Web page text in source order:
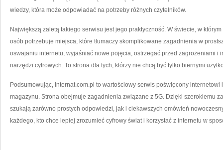
wiedzy, która może odpowiadać na potrzeby różnych czytelników.
Największą zaletą takiego serwisu jest jego praktyczność. W świecie, w
osób potrzebuje miejsca, które tłumaczy skomplikowane zagadnienia w
oswajaniu internetu, wyjaśniać nowe pojęcia, ostrzegać przed zagrożeniami i
narzędzi cyfrowych. To strona dla tych, którzy nie chcą być tylko biernymi
Podsumowując, Internat.com.pl to wartościowy serwis poświęcony internetowi
magazynu. Strona obejmuje zagadnienia związane z 5G. Dzięki szerokiemu
szukają zarówno prostych odpowiedzi, jak i ciekawszych omówień
każdego, kto chce lepiej zrozumieć cyfrowy świat i korzystać z internetu w